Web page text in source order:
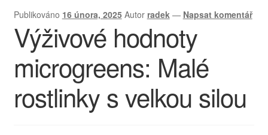
KQL cheatsheet
Zásady ochrany osobních údajů
Publikováno 16 února, 2025 Autor radek — Napsat komentář
Výživové hodnoty
microgreens: Malé
rostlinky s velkou silou